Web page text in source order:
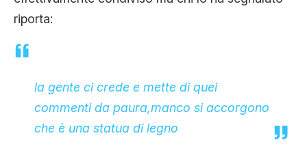
riporta:
la gente ci crede e mette di quei
commenti da paura,manco si accorgono
che è una statua di legno